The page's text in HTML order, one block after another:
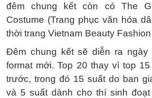
đêm chung kết còn có The
Costume (Trang phục văn hóa
thời trang Vietnam Beauty
Đêm chung kết sẽ diễn ra ngày
format mới. Top 20 thay vì top
trước, trong đó 15 suất do ban
và 5 suất dành cho thí sinh